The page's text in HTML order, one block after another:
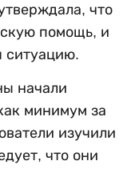
что
помощь, и
ситуацию.
начали
минимум за
изучили
что они